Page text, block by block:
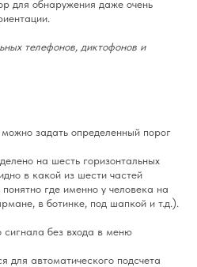
для обнаружения даже очень
телефонов, диктофонов и
задать определенный порог
на шесть горизонтальных
в какой из шести частей
где именно у человека на
в ботинке, под шапкой и т.д.).
сигнала без входа в меню
для автоматического подсчета